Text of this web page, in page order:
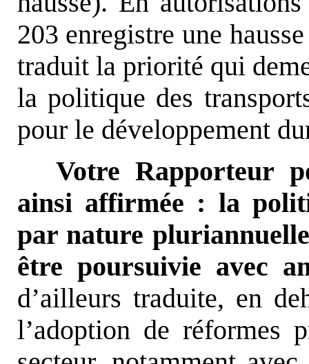
203 enregistre une
traduit la priorité qui
la politique des
pour le développement
Votre Rapporteur
ainsi affirmée : la
par nature
être poursuivie avec
d’ailleurs traduite, en
l’adoption de réformes